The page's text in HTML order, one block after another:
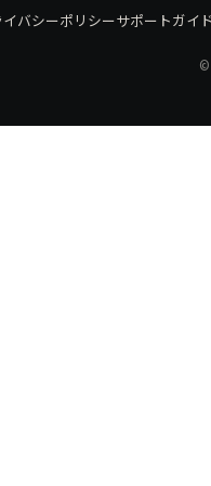
バシーポリシーサポートガイ
©